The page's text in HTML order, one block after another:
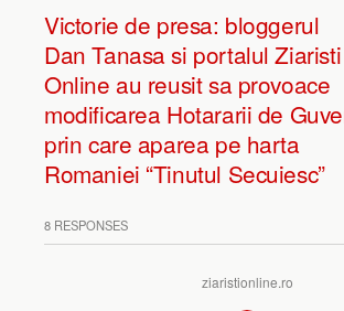
Victorie de presa: bloggerul
Dan Tanasa si portalul Ziaristi
Online au reusit sa provoace
modificarea Hotararii de
prin care aparea pe harta
Romaniei “Tinutul Secuiesc”
8 RESPONSES
ziaristionline.ro